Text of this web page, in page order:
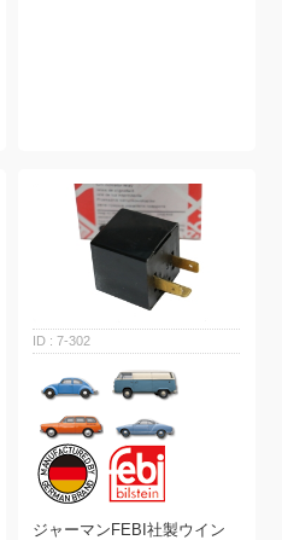
7-302
ジャーマンFEBI社製ウイン